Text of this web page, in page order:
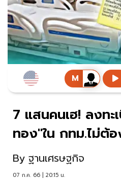
7 แสนคนเฮ! ลงท
ทอง"ใน กทม.ไม่ต้อ
By ฐานเศรษฐกิจ
07 ก.ค. 66 | 20:15 น.